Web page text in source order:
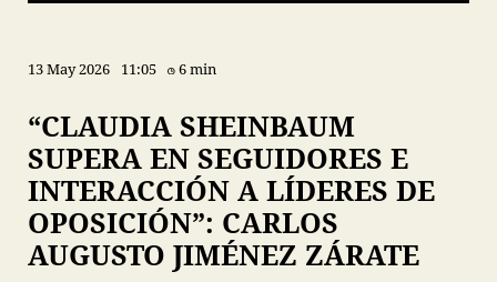
13 May 2026 11:05 6 min
“CLAUDIA SHEINBAUM
SUPERA EN SEGUIDORES E
INTERACCIÓN A LÍDERES DE
OPOSICIÓN”: CARLOS
AUGUSTO JIMÉNEZ ZÁRATE